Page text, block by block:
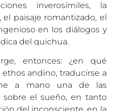
inverosímiles, la
paisaje romantizado, el
en los diálogos y
del quichua.
entonces: ¿en qué
andino, traducirse a
a mano una de las
sobre el sueño, en tanto